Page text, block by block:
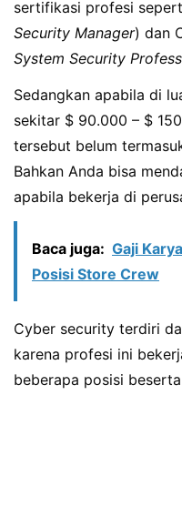
sertifikasi profesi
Security Manager) dan
System Security
Sedangkan apabila di
sekitar $ 90.000 – $
tersebut belum
Bahkan Anda bisa
apabila bekerja di
Baca juga: Gaji
Posisi Store Crew
Cyber security terdiri
karena profesi ini
beberapa posisi